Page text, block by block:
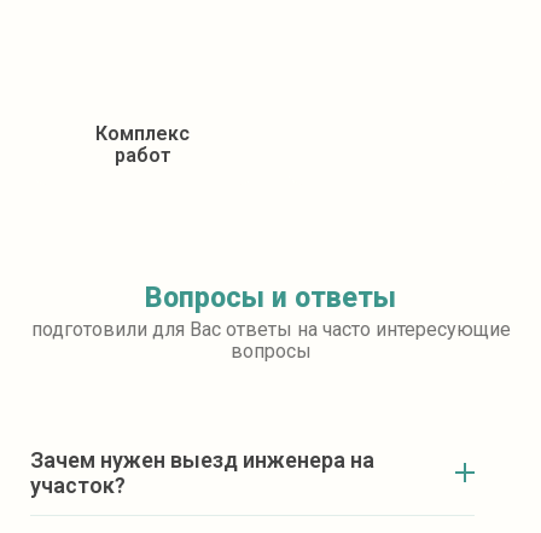
Комплекс
работ
Вопросы и ответы
подготовили для Вас ответы на часто интересующие
вопросы
Зачем нужен выезд инженера на
участок?